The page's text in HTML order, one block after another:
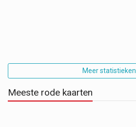
Meer statistieken
Meeste rode kaarten